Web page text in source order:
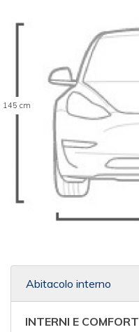
145 cm
Abitacolo interno
INTERNI E COMFORT